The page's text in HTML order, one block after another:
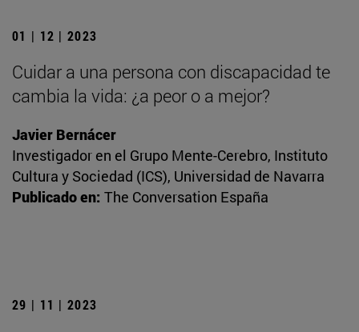
01 | 12 | 2023
Cuidar a una persona con discapacidad te
cambia la vida: ¿a peor o a mejor?
Javier Bernácer
Investigador en el Grupo Mente-Cerebro, Instituto
Cultura y Sociedad (ICS), Universidad de Navarra
Publicado en: The Conversation España
29 | 11 | 2023